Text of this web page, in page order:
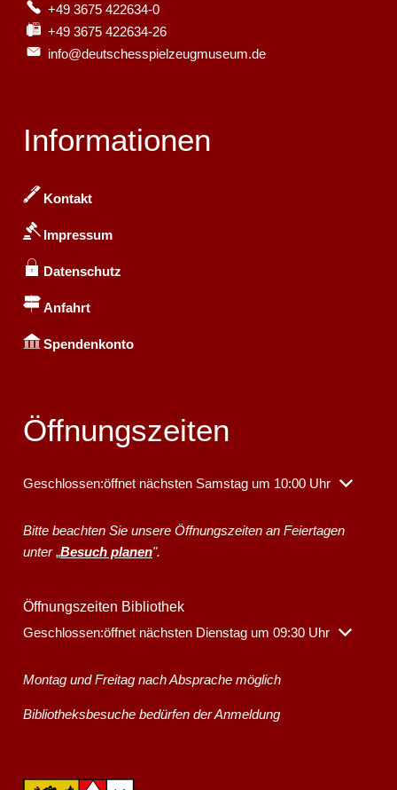
+49 3675 422634-0
+49 3675 422634-26
info@deutschesspielzeugmuseum.de
Informationen
Kontakt
Impressum
Datenschutz
Anfahrt
Spendenkonto
Öffnungszeiten
Klicken, um weitere Öffnungs- oder Schließzeiten auszublenden
Geschlossen:öffnet nächsten Samstag um 10:00 Uhr
Bitte beachten Sie unsere Öffnungszeiten an Feiertagen
unter„Besuch planen".
Öffnungszeiten Bibliothek
Klicken, um weitere Öffnungs- oder Schließzeiten auszublenden
Geschlossen:öffnet nächsten Dienstag um 09:30 Uhr
Montag und Freitag nach Absprache möglich
Bibliotheksbesuche bedürfen der Anmeldung